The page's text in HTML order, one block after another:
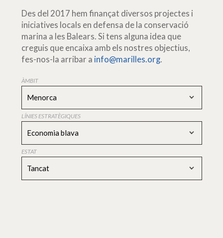
Des del 2017 hem finançat diversos projectes i
iniciatives locals en defensa de la conservació
marina a les Balears. Si tens alguna idea que
creguis que encaixa amb els nostres objectius,
fes-nos-la arribar a info@marilles.org.
ÀMBIT
Menorca
LÍNIES ESTRATÈGIQUES
Economia blava
ESTAT
Tancat